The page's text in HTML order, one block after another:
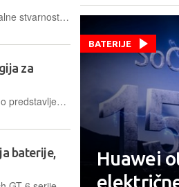
Huawei bi uskoro mogao ući na tržište proširene i virtualne stvarnosti s neobičnim, ali inovativnim rješenjem
za
HUAWEI WATCH Ultimate 2 pametni sat, koji je nedavno predstavljen na globalnom događanju u Parizu uz WATCH GT 6 Series, od sada je u prodaji i u Hrvatskoj, i to u posebnoj ponudi s vrhunskim slušalicama, FreeBuds Pro 4, na poklon.
baterije,
BATERIJE
Huawei